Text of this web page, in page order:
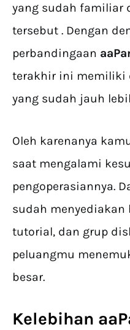
yang sudah familiar
tersebut . Dengan
perbandingaan
terakhir ini memiliki
yang sudah jauh
Oleh karenanya
saat mengalami
pengoperasiannya.
sudah
tutorial, dan grup
peluangmu
besar.
Kelebihan